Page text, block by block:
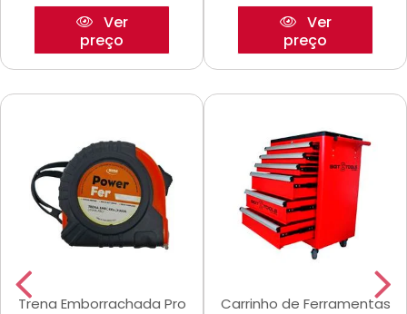
Ver
preço
Ver
preço
Trena Emborrachada Pro
Carrinho de Ferramentas